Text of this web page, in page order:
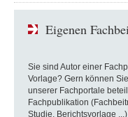
Eigenen
Sie sind Autor einer
Vorlage? Gern können
unserer Fachportale
Fachpublikation
Studie, Berichtsvorlage